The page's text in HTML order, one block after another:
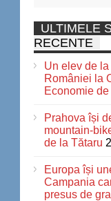
ULTIMELE
RECENTE
Un elev de la
României la
Economie
Prahova își
mountain-
de la Tătaru
Europa își
Campania
presus de